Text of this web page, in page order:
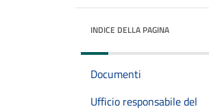
INDICE DELLA PAGINA
Documenti
Ufficio responsabile del